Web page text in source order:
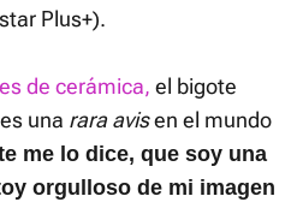
Plus+).
de cerámica, el bigote
una rara avisen el mundo
me lo dice, que soy una
orgulloso de mi imagen